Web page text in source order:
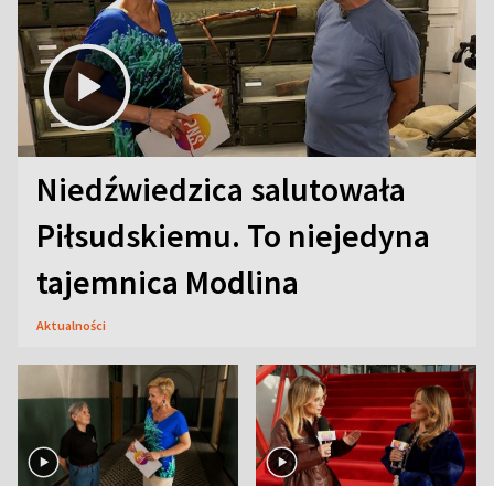
Niedźwiedzica salutowała
Piłsudskiemu. To niejedyna
tajemnica Modlina
Aktualności